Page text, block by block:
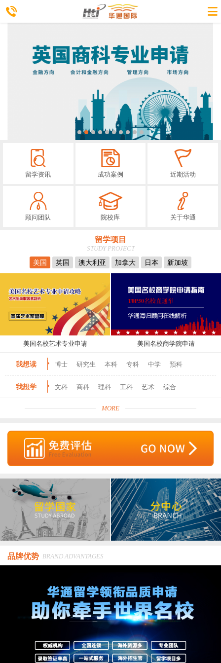
留学资讯 成功案例 近期活动
顾问团队 院校库 关于华通
留学项目
STUDY PROJECT
美国
英国 澳大利亚 加拿大 日本 新加坡
美国名校艺术专业申请 美国名校商学院申请
我想读 博士 研究生 本科 专科 中学 预科
我想学 文科 商科 理科 工科 艺术 综合
MORE
品牌优势 BRAND ADVANTAGES